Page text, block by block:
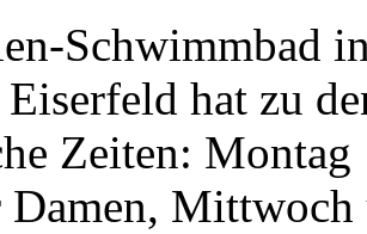
Schwimmbad
hat zu
Zeiten:
Mittwoch